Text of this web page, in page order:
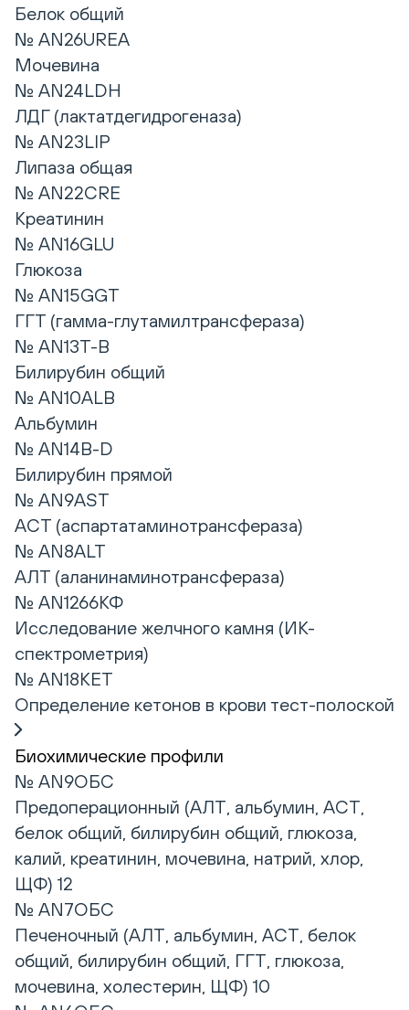
Белок общий
№ AN26UREA
Мочевина
№ AN24LDH
ЛДГ (лактатдегидрогеназа)
№ AN23LIP
Липаза общая
№ AN22CRE
Креатинин
№ AN16GLU
Глюкоза
№ AN15GGT
ГГТ (гамма-глутамилтрансфераза)
№ AN13T-B
Билирубин общий
№ AN10ALB
Альбумин
№ AN14B-D
Билирубин прямой
№ AN9AST
АСТ (аспартатаминотрансфераза)
№ AN8ALT
АЛТ (аланинаминотрансфераза)
№ AN1266КФ
Исследование желчного камня (ИК-
спектрометрия)
№ AN18KET
Определение кетонов в крови тест-полоской
Биохимические профили
№ AN9ОБС
Предоперационный (АЛТ, альбумин, АСТ,
белок общий, билирубин общий, глюкоза,
калий, креатинин, мочевина, натрий, хлор,
ЩФ) 12
№ AN7ОБС
Печеночный (АЛТ, альбумин, АСТ, белок
общий, билирубин общий, ГГТ, глюкоза,
мочевина, холестерин, ЩФ) 10